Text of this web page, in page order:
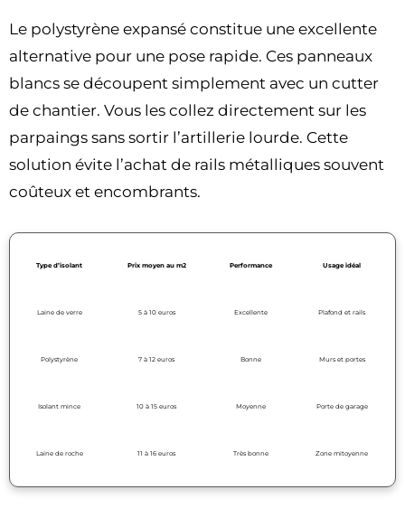
Le polystyrène expansé constitue une excellente
alternative pour une pose rapide. Ces panneaux
blancs se découpent simplement avec un cutter
de chantier. Vous les collez directement sur les
parpaings sans sortir l’artillerie lourde. Cette
solution évite l’achat de rails métalliques souvent
coûteux et encombrants.
Type d’isolant Prix moyen au m2 Performance Usage idéal
Laine de verre 5 à 10 euros Excellente Plafond et rails
Polystyrène 7 à 12 euros Bonne Murs et portes
Isolant mince 10 à 15 euros Moyenne Porte de garage
Laine de roche 11 à 16 euros Très bonne Zone mitoyenne